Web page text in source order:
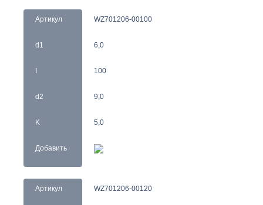
Артикул
d1
I
d2
K
Добавить
WZ701206-00100
6,0
100
9,0
5,0
Артикул WZ701206-00120